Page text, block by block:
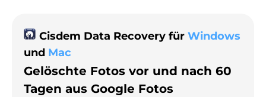
Cisdem Data Recovery für Windows
und Mac
Gelöschte Fotos vor und nach 60
Tagen aus Google Fotos